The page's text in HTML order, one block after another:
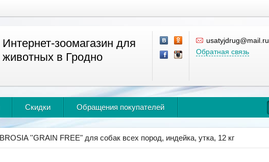
Интернет-зоомагазин для
животных в Гродно
usatyjdrug@mail.ru
Обратная связь
Скидки Обращения покупателей
''GRAIN FREE" для собак всех пород, индейка, утка, 12 кг